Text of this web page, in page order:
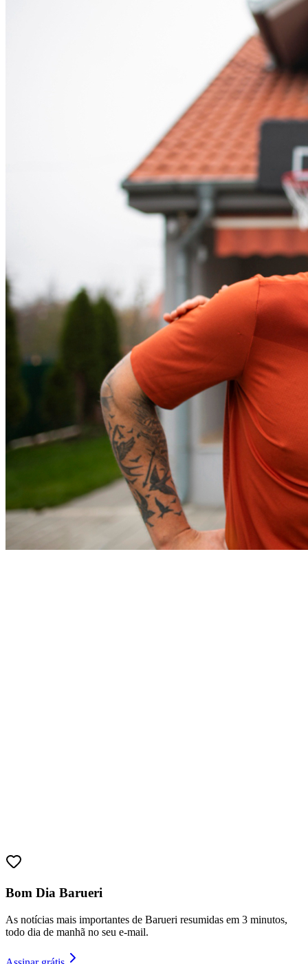
Bom Dia Barueri
As notícias mais importantes de Barueri resumidas em 3 minutos,
todo dia de manhã no seu e-mail.